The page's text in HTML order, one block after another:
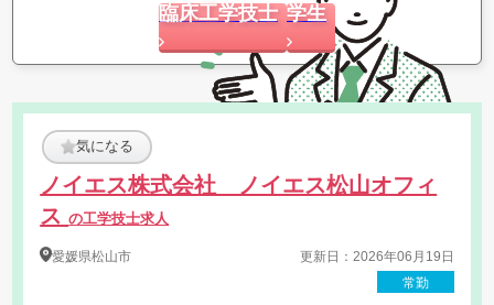
臨床工学技士 学生
気になる
ノイエス株式会社 ノイエス松山オフィ
スの工学技士求人
愛媛県松山市
更新日：2026年06月19日
常勤